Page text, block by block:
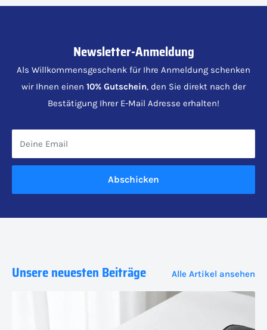
Newsletter-Anmeldung
Als Willkommensgeschenk für Ihre Anmeldung schenken
wir Ihnen einen 10% Gutschein, den Sie direkt nach der
Bestätigung Ihrer E-Mail Adresse erhalten!
Deine Email
Abschicken
Unsere neuesten Beiträge Alle Artikel ansehen